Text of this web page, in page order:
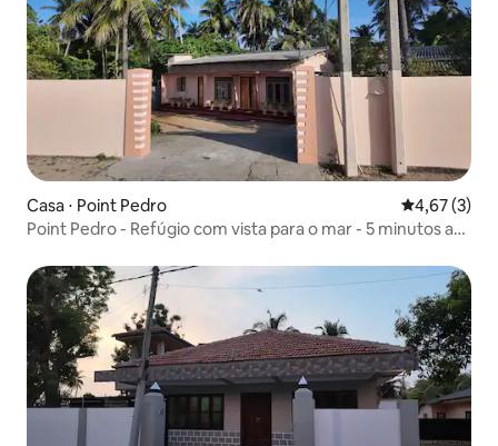
Casa ⋅ Point Pedro 4,67 de
4,67 (3)
Point Pedro - Refúgio com vista para o mar - 5 minutos a